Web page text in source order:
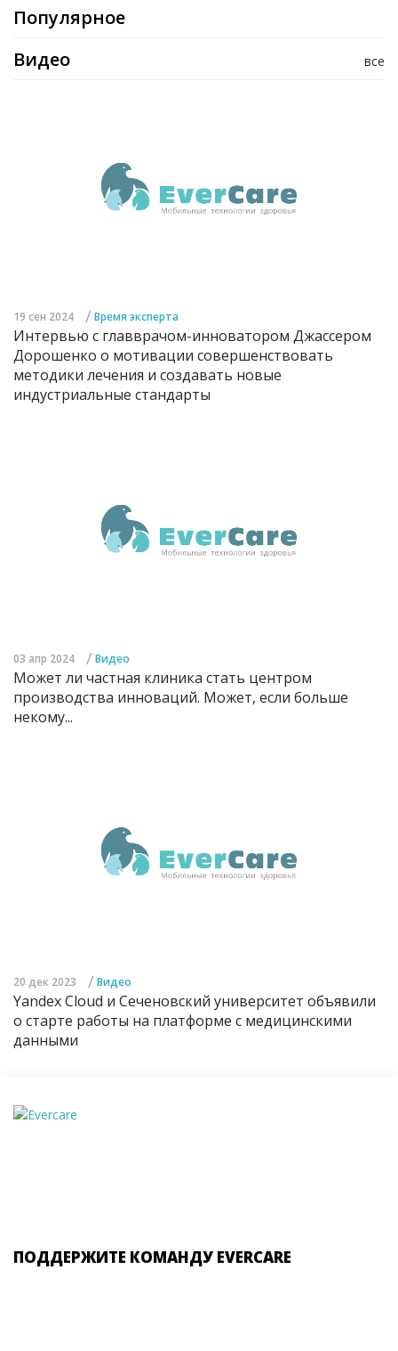
Популярное
все
Видео
19 сен 2024 / Время эксперта
Интервью с главврачом-инноватором Джассером
Дорошенко о мотивации совершенствовать
методики лечения и создавать новые
индустриальные стандарты
03 апр 2024 / Видео
Может ли частная клиника стать центром
производства инноваций. Может, если больше
некому...
20 дек 2023 / Видео
Yandex Cloud и Сеченовский университет объявили
о старте работы на платформе с медицинскими
данными
ПОДДЕРЖИТЕ КОМАНДУ EVERCARE